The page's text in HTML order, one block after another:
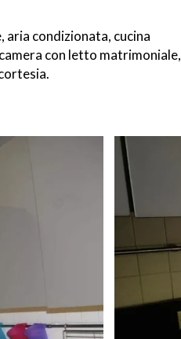
condizionata, cucina
con letto matrimoniale,